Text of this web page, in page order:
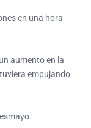
en una hora
aumento en la
empujando